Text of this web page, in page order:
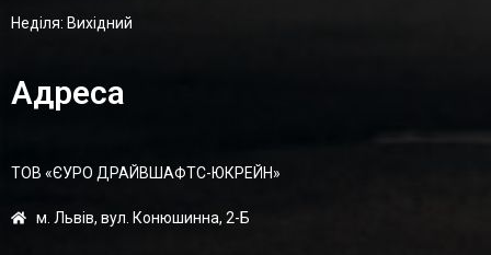
Неділя: Вихідний
Адреса
ТОВ «ЄУРО ДРАЙВШАФТC-ЮКРЕЙН»
м. Львів, вул. Конюшинна, 2-Б